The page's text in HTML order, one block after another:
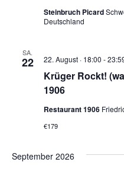
Steinbruch Picard
Deutschland
SA.
22
Krüger Rockt!
1906
22. August · 18:00 -
Restaurant 1906
€179
September 2026